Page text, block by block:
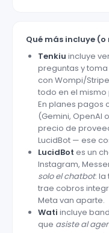
Qué más incluye
Tenkiu incluye
preguntas y
con Wompi/
todo en el mismo
En planes pagos
(Gemini, OpenAI
precio de
LucidBot — ese
LucidBot es un
Instagram,
solo el chatbot: la
trae cobros
Meta van aparte.
Wati incluye
que asiste al